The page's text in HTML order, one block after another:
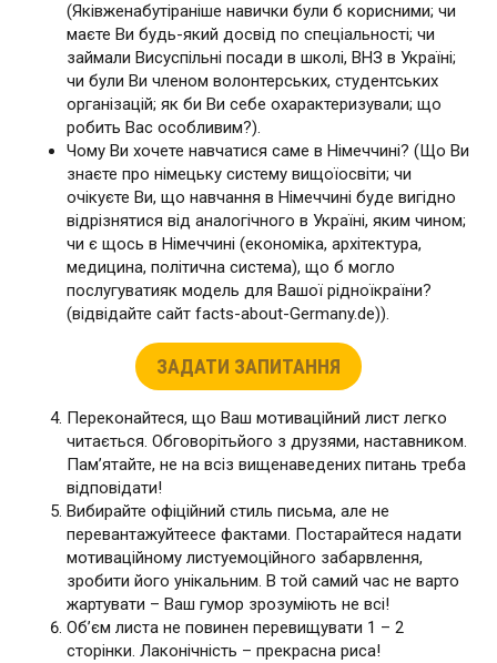
(Яківженабутіраніше навички були б корисними; чи
маєте Ви будь-який досвід по спеціальності; чи
займали Висуспільні посади в школі, ВНЗ в Україні;
чи були Ви членом волонтерських, студентських
організацій; як би Ви себе охарактеризували; що
робить Вас особливим?).
Чому Ви хочете навчатися саме в Німеччині? (Що Ви
знаєте про німецьку систему вищоїосвіти; чи
очікуєте Ви, що навчання в Німеччині буде вигідно
відрізнятися від аналогічного в Україні, яким чином;
чи є щось в Німеччині (економіка, архітектура,
медицина, політична система), що б могло
послугуватияк модель для Вашої рідноїкраїни?
(відвідайте сайт facts-about-Germany.de)).
ЗАДАТИ ЗАПИТАННЯ
Переконайтеся, що Ваш мотиваційний лист легко
читається. Обговорітьйого з друзями, наставником.
Пам’ятайте, не на всіз вищенаведених питань треба
відповідати!
Вибирайте офіційний стиль письма, але не
перевантажуйтеесе фактами. Постарайтеся надати
мотиваційному листуемоційного забарвлення,
зробити його унікальним. В той самий час не варто
жартувати – Ваш гумор зрозуміють не всі!
Об’єм листа не повинен перевищувати 1 – 2
сторінки. Лаконічність – прекрасна риса!